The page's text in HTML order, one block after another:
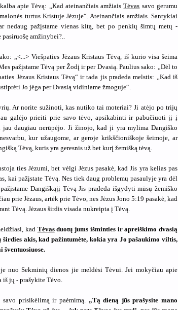
apie Tėvą: „Kad ateinančiais amžiaisTėvas savo gerumu
turtus Kristuje Jėzuje“. Ateinančiais amžiais. Santykiai
nedaug pažįstame vienas kitą, bet po penkių šimtų metų -
amžinybei?..
„<...> Viešpaties Jėzaus Kristaus Tėvą, iš kurio visa šeima
pažįstame Tėvą per Žodį ir per Dvasią. Paulius sako: „Dėl to
Jėzaus Kristaus Tėvą“ ir tada jis pradeda melstis: „Kad iš
Jo jėga per Dvasią vidiniame žmoguje“.
Ar norite sužinoti, kas nutiko tai moteriai? Ji atėjo po trijų
galėjo prieiti prie savo tėvo, apsikabinti ir pabučiuoti jį į
jau daugiau nerūpėjo. Ji žinojo, kad ji yra mylima Dangiško
kur užaugome, ar geroje krikščioniškoje šeimoje, ar
Tėvą, kuris yra geresnis už bet kurį žemišką tėvą.
ties Jėzumi, bet vėlgi Jėzus pasakė, kad Jis yra kelias pas
kai pažįstate Tėvą. Nes tiek daug problemų pasaulyje yra dėl
Dangiškąjį Tėvą Jis pradeda išgydyti mūsų žemiško
prie Jėzaus, artėk prie Tėvo, nes Jėzus Jono 5:19 pasakė, kad
Tėvą. Jėzaus širdis visada nukreipta į Tėvą.
kad Tėvasduotų jums išminties ir apreiškimo dvasią
akis, kad pažintumėte, kokia yra Jo pašaukimo viltis,
nuo Sekminių dienos jie meldėsi Tėvui. Jei mokyčiau apie
jų - prašykite Tėvo.
prisikėlimą ir paėmimą. „Tą dieną jūs prašysite mano